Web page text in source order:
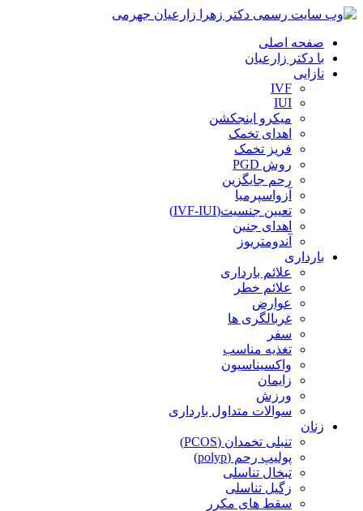
صفحه اصلی
با دکتر زارعیان
نازایی
IVF
IUI
میکرو اینجکشن
اهدای تخمک
فریز تخمک
روش PGD
رحم جایگزین
آزواسپرمیا
تعیین جنسیت(IVF-IUI)
اهدای جنین
آندومتریوز
بارداری
علائم بارداری
علائم خطر
عوارض
غربالگری ها
سفر
تغذیه مناسب
واکسیناسیون
زایمان
ورزش
سوالات متداول بارداری
زنان
تنبلی تخمدان (PCOS)
پولیپ رحم (polyp)
تبخال تناسلی
زگیل تناسلی
سقط های مکرر